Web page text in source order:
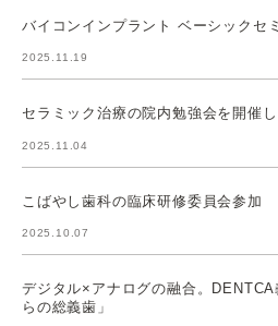
バイコンインプラント ベーシックセ
2025.11.19
セラミック治療の院内勉強会を開催
2025.11.04
こばやし歯科の臨床研修委員会参加
2025.10.07
デジタル×アナログの融合。
らの総義歯」